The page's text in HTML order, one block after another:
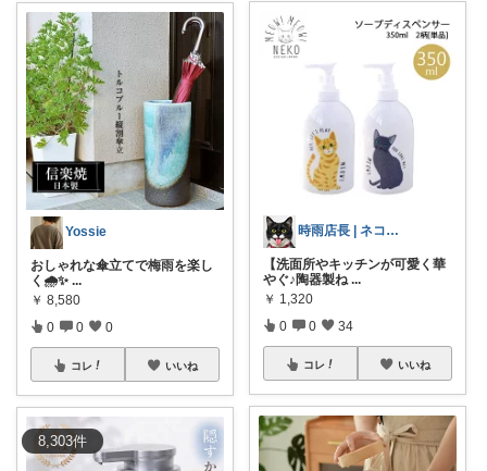
8,303件
Yossie
おしゃれな傘立てで梅雨を楽し
く🌧️✨ ...
￥ 8,580
0 0 0
コレ いいね
時雨店長 | ネコのいる暮らし
【洗面所やキッチンが可愛く華
やぐ♪陶器製ね ...
￥ 1,320
0 0 34
コレ いいね